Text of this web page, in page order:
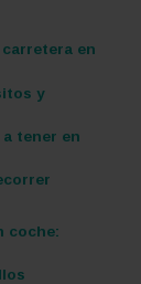
en
y
tener en
coche: